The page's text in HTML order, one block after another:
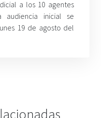
a los 10 agentes
inicial se
19 de agosto del